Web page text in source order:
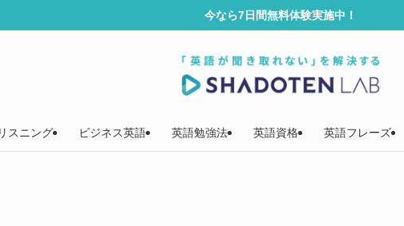
今なら7日間無料体験実施中！
リスニング ビジネス英語 英語勉強法 英語資格 英語フレーズ